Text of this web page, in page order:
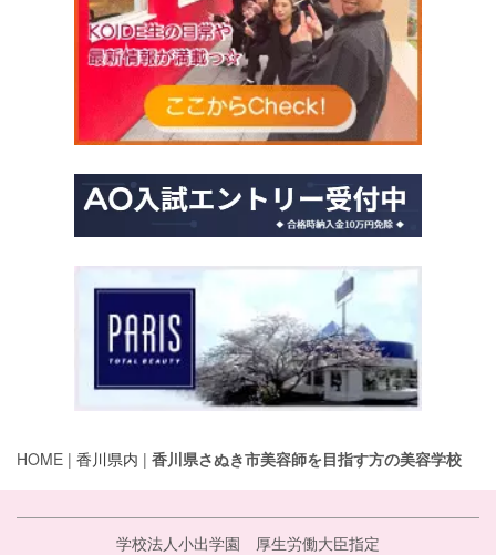
HOME | 香川県内 | 香川県さぬき市美容師を目指す方の美容学校
学校法人小出学園 厚生労働大臣指定